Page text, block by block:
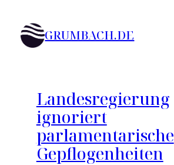
Inhalt
springen GRUMBACH.DE
Landesregierung
ignoriert
parlamentarische
Gepflogenheiten